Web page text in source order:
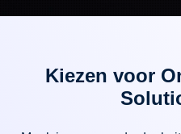
Kiezen voor